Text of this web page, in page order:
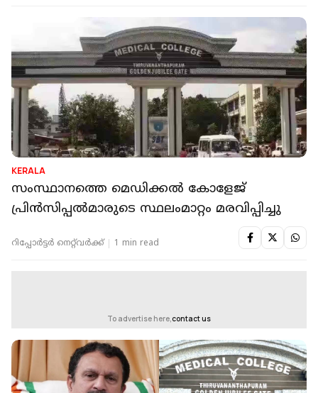
KERALA
സംസ്ഥാനത്തെ മെഡിക്കൽ കോളേജ്
പ്രിന്‍സിപ്പല്‍മാരുടെ സ്ഥലംമാറ്റം മരവിപ്പിച്ചു
റിപ്പോർട്ടർ നെറ്റ്‌വര്‍ക്ക്‌ 1 min read
To advertise here, contact us